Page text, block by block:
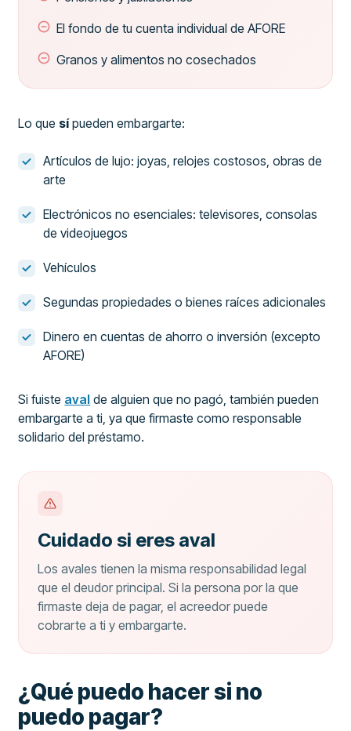
El fondo de tu cuenta individual de AFORE
Granos y alimentos no cosechados
Lo que sípueden embargarte:
Artículos de lujo: joyas, relojes costosos, obras de
arte
Electrónicos no esenciales: televisores, consolas
de videojuegos
Vehículos
Segundas propiedades o bienes raíces adicionales
Dinero en cuentas de ahorro o inversión (excepto
AFORE)
Si fuiste aval de alguien que no pagó, también pueden
embargarte a ti, ya que firmaste como responsable
solidario del préstamo.
Cuidado si eres aval
Los avales tienen la misma responsabilidad legal
que el deudor principal. Si la persona por la que
firmaste deja de pagar, el acreedor puede
cobrarte a ti y embargarte.
¿Qué puedo hacer si no
puedo pagar?